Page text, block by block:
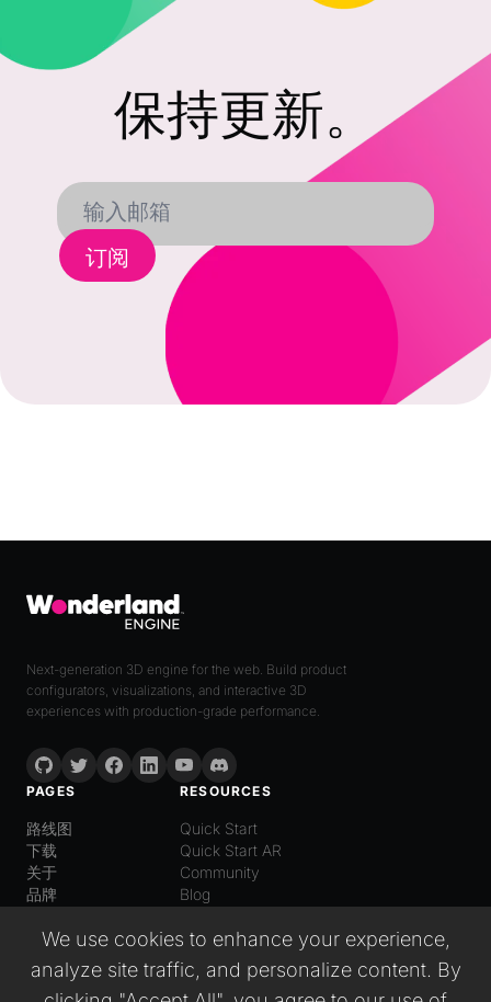
We use cookies to enhance your experience,
analyze site traffic, and personalize content. By
保持更新。
订阅
Next-generation 3D engine for the web. Build product
configurators, visualizations, and interactive 3D
experiences with production-grade performance.
PAGES
路线图
下载
关于
品牌
RESOURCES
Quick Start
Quick Start AR
Community
Blog
普通话
English
Español